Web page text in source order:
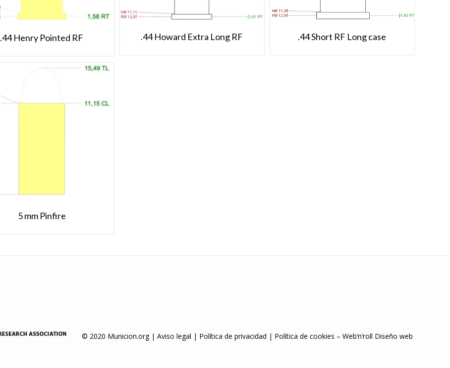
.44 Henry Pointed RF .44 Howard Extra Long RF .44 Short RF Long case
5 mm Pinfire
© 2020 Municion.org | Aviso legal | Política de privacidad | Política de cookies – Web’n’roll Diseño web